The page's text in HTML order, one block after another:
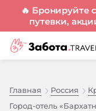
🔥 Бронируйте
путевки,
Главная Россия
Город-отель